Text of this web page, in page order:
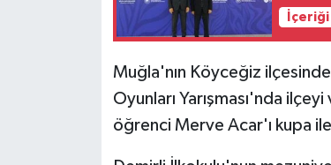
Muğla'nın Köyceğiz
Oyunları Yarışması'nda
öğrenci Merve Acar'ı kupa